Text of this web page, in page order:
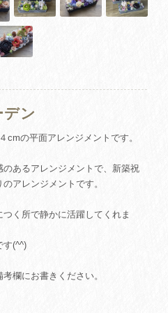
ン
の平面アレンジメントです。
あるアレンジメントで、新築祝
アレンジメントです。
く所で静かに活躍してくれま
す(^^)
欄にお書きください。